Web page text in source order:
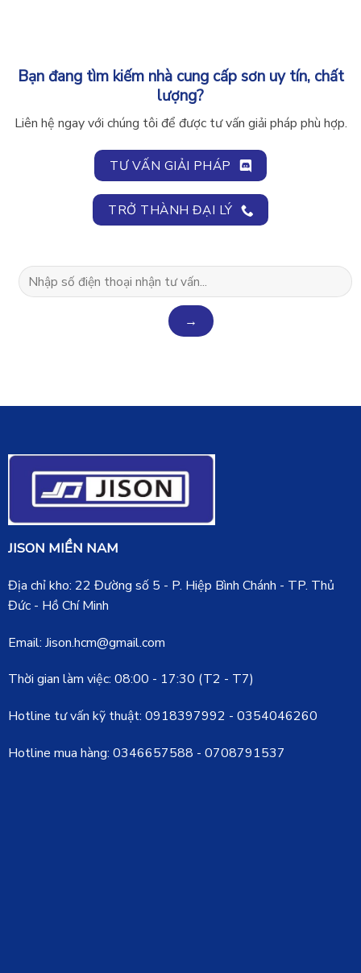
Bạn đang tìm kiếm nhà cung cấp sơn uy tín, chất
lượng?
Liên hệ ngay với chúng tôi để được tư vấn giải pháp phù hợp.
TƯ VẤN GIẢI PHÁP
TRỞ THÀNH ĐẠI LÝ
JISON MIỀN NAM
Địa chỉ kho: 22 Đường số 5 - P. Hiệp Bình Chánh - TP. Thủ
Đức - Hồ Chí Minh
Email: Jison.hcm@gmail.com
Thời gian làm việc: 08:00 - 17:30 (T2 - T7)
Hotline tư vấn kỹ thuật: 0918397992 - 0354046260
Hotline mua hàng: 0346657588 - 0708791537